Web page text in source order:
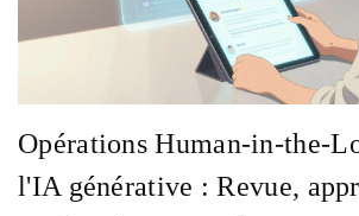
Opérations Human-in-the-
l'IA générative : Revue,